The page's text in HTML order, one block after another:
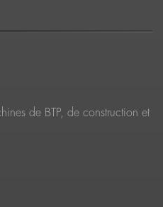
de BTP, de construction et